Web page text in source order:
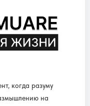
когда разуму
на